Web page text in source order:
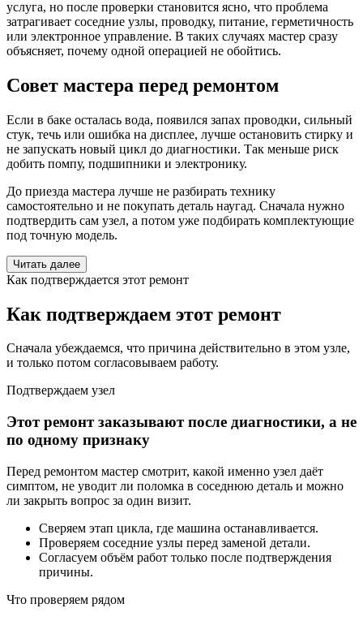
услуга, но после проверки становится ясно, что проблема
затрагивает соседние узлы, проводку, питание, герметичность
или электронное управление. В таких случаях мастер сразу
объясняет, почему одной операцией не обойтись.
Совет мастера перед ремонтом
Если в баке осталась вода, появился запах проводки, сильный
стук, течь или ошибка на дисплее, лучше остановить стирку и
не запускать новый цикл до диагностики. Так меньше риск
добить помпу, подшипники и электронику.
До приезда мастера лучше не разбирать технику
самостоятельно и не покупать деталь наугад. Сначала нужно
подтвердить сам узел, а потом уже подбирать комплектующие
под точную модель.
Читать далее
Как подтверждается этот ремонт
Как подтверждаем этот ремонт
Сначала убеждаемся, что причина действительно в этом узле,
и только потом согласовываем работу.
Подтверждаем узел
Этот ремонт заказывают после диагностики, а не
по одному признаку
Перед ремонтом мастер смотрит, какой именно узел даёт
симптом, не уводит ли поломка в соседнюю деталь и можно
ли закрыть вопрос за один визит.
Сверяем этап цикла, где машина останавливается.
Проверяем соседние узлы перед заменой детали.
Согласуем объём работ только после подтверждения
причины.
Что проверяем рядом